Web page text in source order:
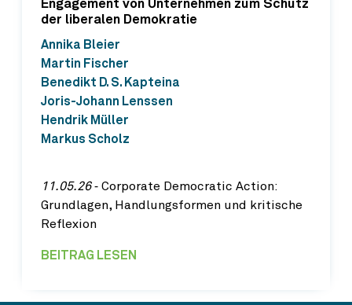
Engagement von Unternehmen zum Schutz
der liberalen Demokratie
Annika Bleier
Martin Fischer
Benedikt D. S. Kapteina
Joris-Johann Lenssen
Hendrik Müller
Markus Scholz
11.05.26‐ Corporate Democratic Action:
Grundlagen, Handlungsformen und kritische
Reflexion
BEITRAG LESEN